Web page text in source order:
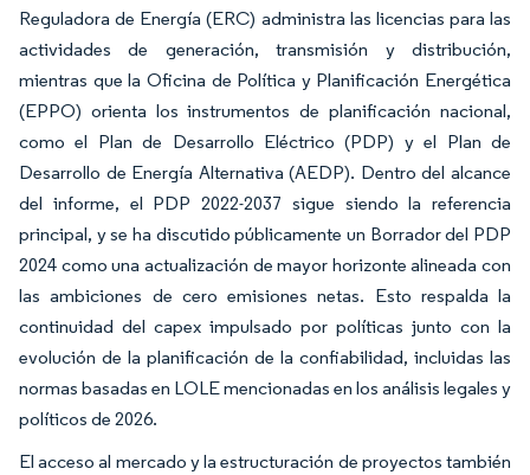
Reguladora de Energía (ERC) administra las licencias para las
actividades de generación, transmisión y distribución,
mientras que la Oficina de Política y Planificación Energética
(EPPO) orienta los instrumentos de planificación nacional,
como el Plan de Desarrollo Eléctrico (PDP) y el Plan de
Desarrollo de Energía Alternativa (AEDP). Dentro del alcance
del informe, el PDP 2022-2037 sigue siendo la referencia
principal, y se ha discutido públicamente un Borrador del PDP
2024 como una actualización de mayor horizonte alineada con
las ambiciones de cero emisiones netas. Esto respalda la
continuidad del capex impulsado por políticas junto con la
evolución de la planificación de la confiabilidad, incluidas las
normas basadas en LOLE mencionadas en los análisis legales y
políticos de 2026.
El acceso al mercado y la estructuración de proyectos también